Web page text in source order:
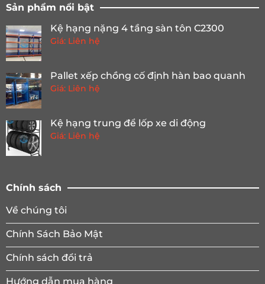
Sản phẩm nổi bật
Kệ hạng nặng 4 tầng sàn tôn C2300
Giá: Liên hệ
Pallet xếp chồng cố định hàn bao quanh
Giá: Liên hệ
Kệ hạng trung để lốp xe di động
Giá: Liên hệ
Chính sách
Về chúng tôi
Chính Sách Bảo Mật
Chính sách đổi trả
Hướng dẫn mua hàng